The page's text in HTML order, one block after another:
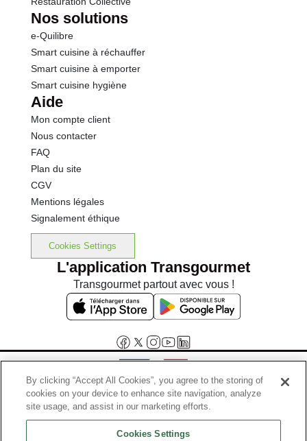
Nos solutions
e-Quilibre
Smart cuisine à réchauffer
Smart cuisine à emporter
Smart cuisine hygiène
Aide
Mon compte client
Nous contacter
FAQ
Plan du site
CGV
Mentions légales
Signalement éthique
Cookies Settings
L'application Transgourmet
Transgourmet partout avec vous !
Interdiction de vente de boissons alcooliques aux mineurs de
moins de 18 ans
By clicking “Accept All Cookies”, you agree to the storing of
cookies on your device to enhance site navigation, analyze
site usage, and assist in our marketing efforts.
Cookies Settings